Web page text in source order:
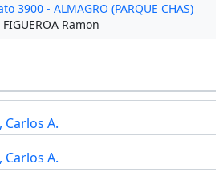
3900 - ALMAGRO (PARQUE CHAS)
FIGUEROA Ramon
Carlos A.
Carlos A.